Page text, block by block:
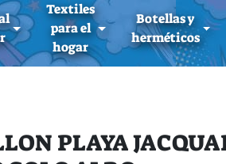
Textiles
para el
hogar
Botellas y
herméticos
PLAYA